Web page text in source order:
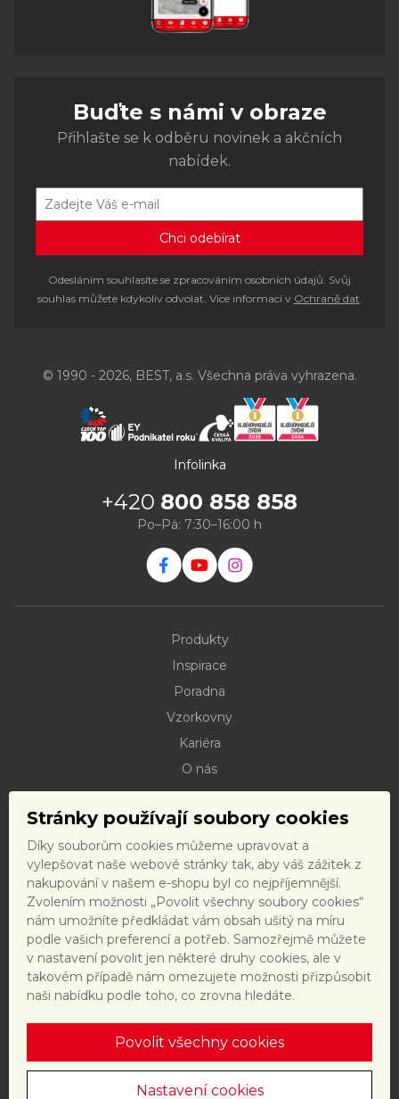
Stránky používají soubory cookies
Díky souborům cookies můžeme upravovat a
vylepšovat naše webové stránky tak, aby váš zážitek z
nakupování v našem e-shopu byl co nejpříjemnější.
Zvolením možnosti „Povolit všechny soubory cookies“
nám umožníte předkládat vám obsah ušitý na míru
podle vašich preferencí a potřeb. Samozřejmě můžete
v nastavení povolit jen některé druhy cookies, ale v
takovém případě nám omezujete možnosti přizpůsobit
naši nabídku podle toho, co zrovna hledáte.
Nastavení cookies
Povolit všechny cookies
Buďte s námi v obraze
Přihlašte se k odběru novinek a akčních
nabídek.
Odesláním souhlasíte se zpracováním osobních údajů. Svůj
souhlas můžete kdykoliv odvolat. Více informací v Ochraně dat.
© 1990 - 2026, BEST, a.s. Všechna práva vyhrazena.
Infolinka
+420 800 858 858
Po–Pá: 7:30–16:00 h
Produkty
Inspirace
Poradna
Vzorkovny
Kariéra
O nás
Dokumenty ke stažení
Doprava
Reklamační řád
Reklamační formulář
Obchodní podmínky a právní předpisy
Ochrana dat
Nastavení cookies
Tento web je chráněn reCAPTCHA a platízásady ochrany
smluvní podmínkyspolečnosti Google.